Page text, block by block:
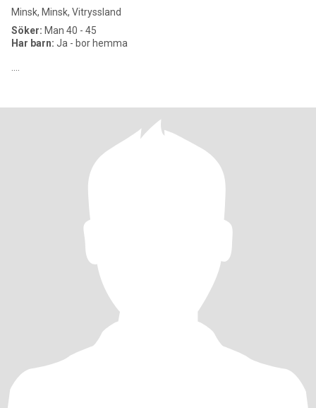
Minsk, Minsk, Vitryssland
Söker: Man 40 - 45
Har barn: Ja - bor hemma